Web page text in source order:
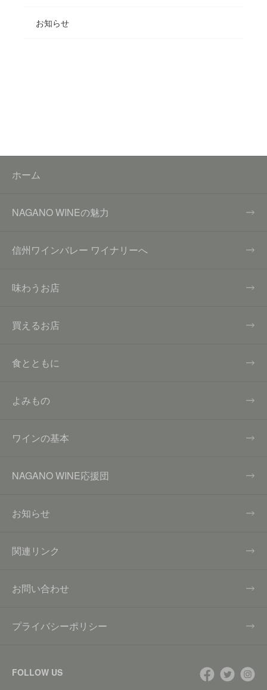
お知らせ
ホーム
NAGANO WINEの魅力
信州ワインバレー ワイナリーへ
味わうお店
買えるお店
食とともに
よみもの
ワインの基本
NAGANO WINE応援団
お知らせ
関連リンク
お問い合わせ
プライバシーポリシー
FOLLOW US